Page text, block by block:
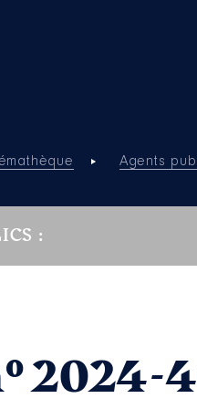
Agents
:
2024-